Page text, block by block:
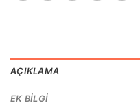
AÇIKLAMA
EK BILGI